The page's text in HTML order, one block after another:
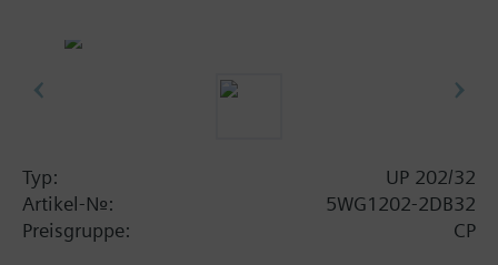
Typ:
UP 202/32
Artikel-Nr.:
5WG1202-2DB32
Preisgruppe:
CP